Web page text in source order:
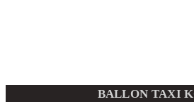
BALLON TAXI